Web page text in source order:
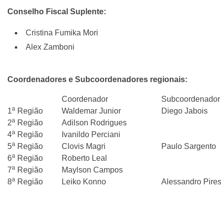
Conselho Fiscal Suplente:
Cristina Fumika Mori
Alex Zamboni
Coordenadores e Subcoordenadores regionais:
Coordenador
Subcoordenador
1a Região Waldemar Junior
Diego Jabois
2a Região
Adilson Rodrigues
4a Região
Ivanildo Perciani
5a Região Clovis Magri
Paulo Sargento
6a Região
Roberto Leal
7a Região
Maylson Campos
8a Região Leiko Konno Alessandro Pires